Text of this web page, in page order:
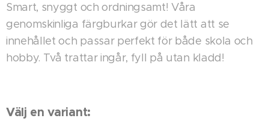
Smart, snyggt och ordningsamt! Våra
genomskinliga färgburkar gör det lätt att se
innehållet och passar perfekt för både skola och
hobby. Två trattar ingår, fyll på utan kladd!
Välj en variant: